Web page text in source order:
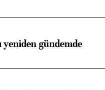
yeniden gündemde